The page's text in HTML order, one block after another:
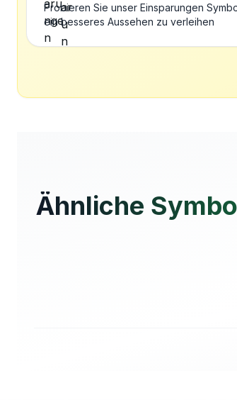
Probieren Sie unser Einsparungen
ein besseres Aussehen zu verleihen
Ähnliche